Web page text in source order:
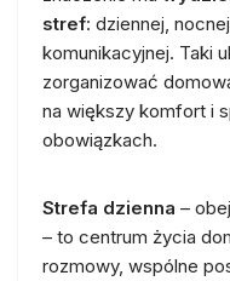
stref: dziennej,
komunikacyjnej. Taki
zorganizować
na większy komfort i
obowiązkach.
Strefa dzienna –
– to centrum życia
rozmowy, wspólne